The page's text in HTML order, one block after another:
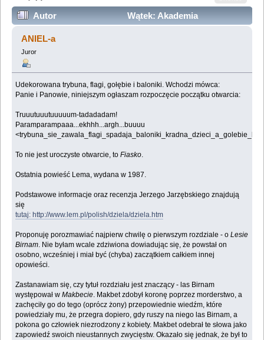
Autor
Wątek: Akademia
Lemologiczna [Fiasko] - czyli dlaczego bez kobiet się
nie udaje (Przeczytany 1296542 razy)
ANIEL-a
Juror
Udekorowana trybuna, flagi, gołębie i baloniki. Wchodzi mówca:
Panie i Panowie, niniejszym ogłaszam rozpoczęcie początku otwarcia:
Truuutuuutuuuuum-tadadadam!
Paramparampaaa...ekhhh...argh...buuuu
To nie jest uroczyste otwarcie, toFiasko.
Ostatnia powieść Lema, wydana w 1987.
Podstawowe informacje oraz recenzja Jerzego Jarzębskiego znajdują
się
tutaj: http://www.lem.pl/polish/dziela/dziela.htm
Proponuję porozmawiać najpierw chwilę o pierwszym rozdziale - oLesie
Birnam. Nie byłam wcale zdziwiona dowiadując się, że powstał on
osobno, wcześniej i miał być (chyba) zaczątkiem całkiem innej
opowieści.
Zastanawiam się, czy tytuł rozdziału jest znaczący - las Birnam
występował wMakbecie. Makbet zdobył koronę poprzez morderstwo, a
zachęciły go do tego (oprócz żony) przepowiednie wiedźm, które
powiedziały mu, że przegra dopiero, gdy ruszy na niego las Birnam, a
pokona go człowiek niezrodzony z kobiety. Makbet odebrał te słowa jako
zapowiedź swoich nieustannych zwycięstw. Okazało się jednak, że był to